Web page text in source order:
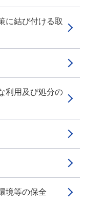
に結び付ける取
利用及び処分の
境等の保全